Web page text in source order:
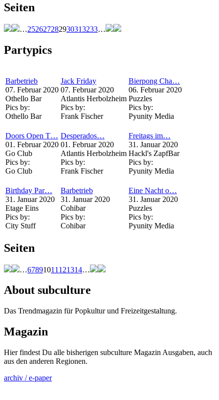
Seiten
…252627282930313233…
Partypics
Barbetrieb
07. Februar 2020
Othello Bar
Pics by:
Othello Bar
Jack Friday
07. Februar 2020
Atlantis Herbolzheim
Pics by:
Frank Fischer
Bierpong Cha…
06. Februar 2020
Puzzles
Pics by:
Pyunity Media
Doors Open T…
01. Februar 2020
Go Club
Pics by:
Go Club
Desperados…
01. Februar 2020
Atlantis Herbolzheim
Pics by:
Frank Fischer
Freitags im…
31. Januar 2020
Hackl's ZapfBar
Pics by:
Pyunity Media
Birthday Par…
31. Januar 2020
Etage Eins
Pics by:
City Stuff
Barbetrieb
31. Januar 2020
Cohibar
Pics by:
Cohibar
Eine Nacht o…
31. Januar 2020
Puzzles
Pics by:
Pyunity Media
Seiten
…67891011 121314…
About subculture
Das Trendmagazin für Popkultur und Freizeitgestaltung.
Magazin
Hier findest Du alle bisherigen subculture Magazin Ausgaben, auch
aus den anderen Regionen.
archiv / e-paper